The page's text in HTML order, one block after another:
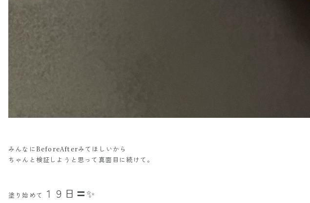
みんなにBeforeAfterみてほしいから
ちゃんと検証しようと思って真面目に続けて。
塗り始めて １９日〓✨